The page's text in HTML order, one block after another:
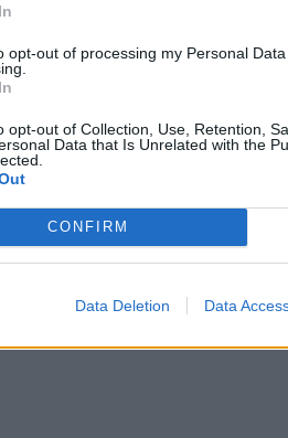
opt-out of processing my Personal
opt-out of Collection, Use, Retention,
Data that Is Unrelated with the
CONFIRM
Data Deletion Data
Audi Q5 ou BMW X3. Il se
claire, et des prix souvent plus
mais la finition
bixénon et des vitres arrière